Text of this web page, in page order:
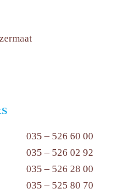
035 – 526 60 00
035 – 526 02 92
035 – 526 28 00
035 – 525 80 70